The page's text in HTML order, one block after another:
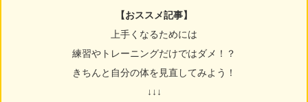
【おススメ記事】
上手くなるためには
練習やトレーニングだけではダメ！？
きちんと自分の体を見直してみよう！
↓↓↓